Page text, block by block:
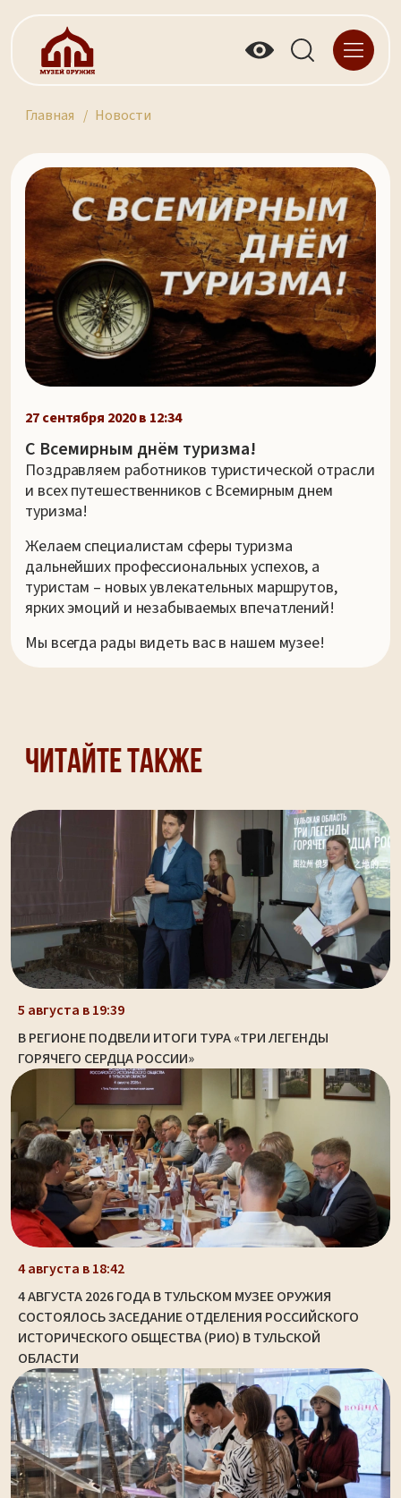
Главная Новости
27 сентября 2020 в 12:34
С Всемирным днём туризма!
Поздравляем работников туристической отрасли
и всех путешественников с Всемирным днем
туризма!
Желаем специалистам сферы туризма
дальнейших профессиональных успехов, а
туристам – новых увлекательных маршрутов,
ярких эмоций и незабываемых впечатлений!
Мы всегда рады видеть вас в нашем музее!
Читайте также
5 августа в 19:39
В РЕГИОНЕ ПОДВЕЛИ ИТОГИ ТУРА «ТРИ ЛЕГЕНДЫ
ГОРЯЧЕГО СЕРДЦА РОССИИ»
4 августа в 18:42
4 АВГУСТА 2026 ГОДА В ТУЛЬСКОМ МУЗЕЕ ОРУЖИЯ
СОСТОЯЛОСЬ ЗАСЕДАНИЕ ОТДЕЛЕНИЯ РОССИЙСКОГО
ИСТОРИЧЕСКОГО ОБЩЕСТВА (РИО) В ТУЛЬСКОЙ
ОБЛАСТИ